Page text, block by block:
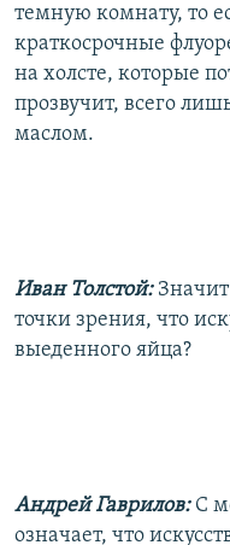
темную комнату, то
краткосрочные
на холсте, которые
прозвучит, всего
маслом.
Иван Толстой:
точки зрения, что
выеденного яйца?
Андрей Гаврилов: С
означает, что